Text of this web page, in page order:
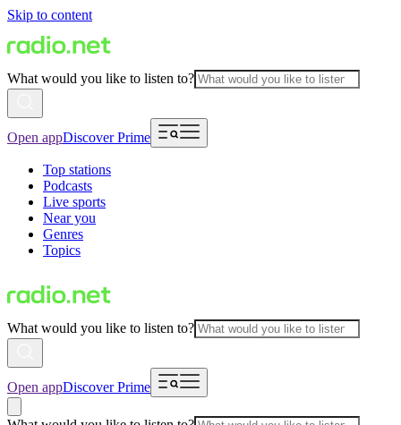
Skip to content
What would you like to listen to?
Open appDiscover Prime
Top stations
Podcasts
Live sports
Near you
Genres
Topics
What would you like to listen to?
Open appDiscover Prime